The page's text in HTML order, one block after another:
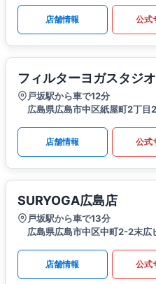
店舗情報 公式
フィルターヨガスタジ
戸坂駅から車で12分
広島県広島市中区紙屋町2丁
店舗情報 公式
SURYOGA広島店
戸坂駅から車で13分
広島県広島市中区中町2-2末広
店舗情報 公式